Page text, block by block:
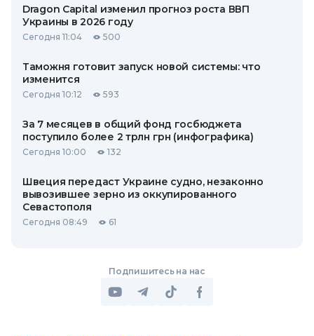
Dragon Capital изменил прогноз роста ВВП
Украины в 2026 году
Сегодня 11:04 500
Таможня готовит запуск новой системы: что
изменится
Сегодня 10:12 593
За 7 месяцев в общий фонд госбюджета
поступило более 2 трлн грн (инфографика)
Сегодня 10:00 132
Швеция передаст Украине судно, незаконно
вывозившее зерно из оккупированного
Севастополя
Сегодня 08:49 61
Подпишитесь на нас